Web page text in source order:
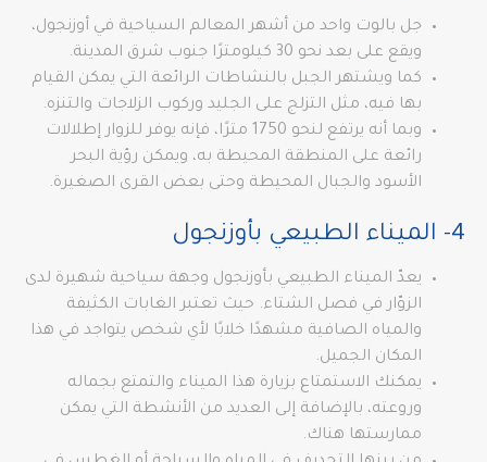
جل بالوت واحد من أشهر المعالم السياحية في أوزنجول،
ويقع على بعد نحو 30 كيلومترًا جنوب شرق المدينة.
كما ويشتهر الجبل بالنشاطات الرائعة التي يمكن القيام
بها فيه، مثل التزلج على الجليد وركوب الزلاجات والتنزه.
وبما أنه يرتفع لنحو 1750 مترًا، فإنه يوفر للزوار إطلالات
رائعة على المنطقة المحيطة به، ويمكن رؤية البحر
الأسود والجبال المحيطة وحتى بعض القرى الصغيرة.
4- الميناء الطبيعي بأوزنجول
يعدّ الميناء الطبيعي بأوزنجول وجهة سياحية شهيرة لدى
الزوّار في فصل الشتاء. حيث تعتبر الغابات الكثيفة
والمياه الصافية مشهدًا خلابًا لأي شخص يتواجد في هذا
المكان الجميل.
يمكنك الاستمتاع بزيارة هذا الميناء والتمتع بجماله
وروعته، بالإضافة إلى العديد من الأنشطة التي يمكن
ممارستها هناك.